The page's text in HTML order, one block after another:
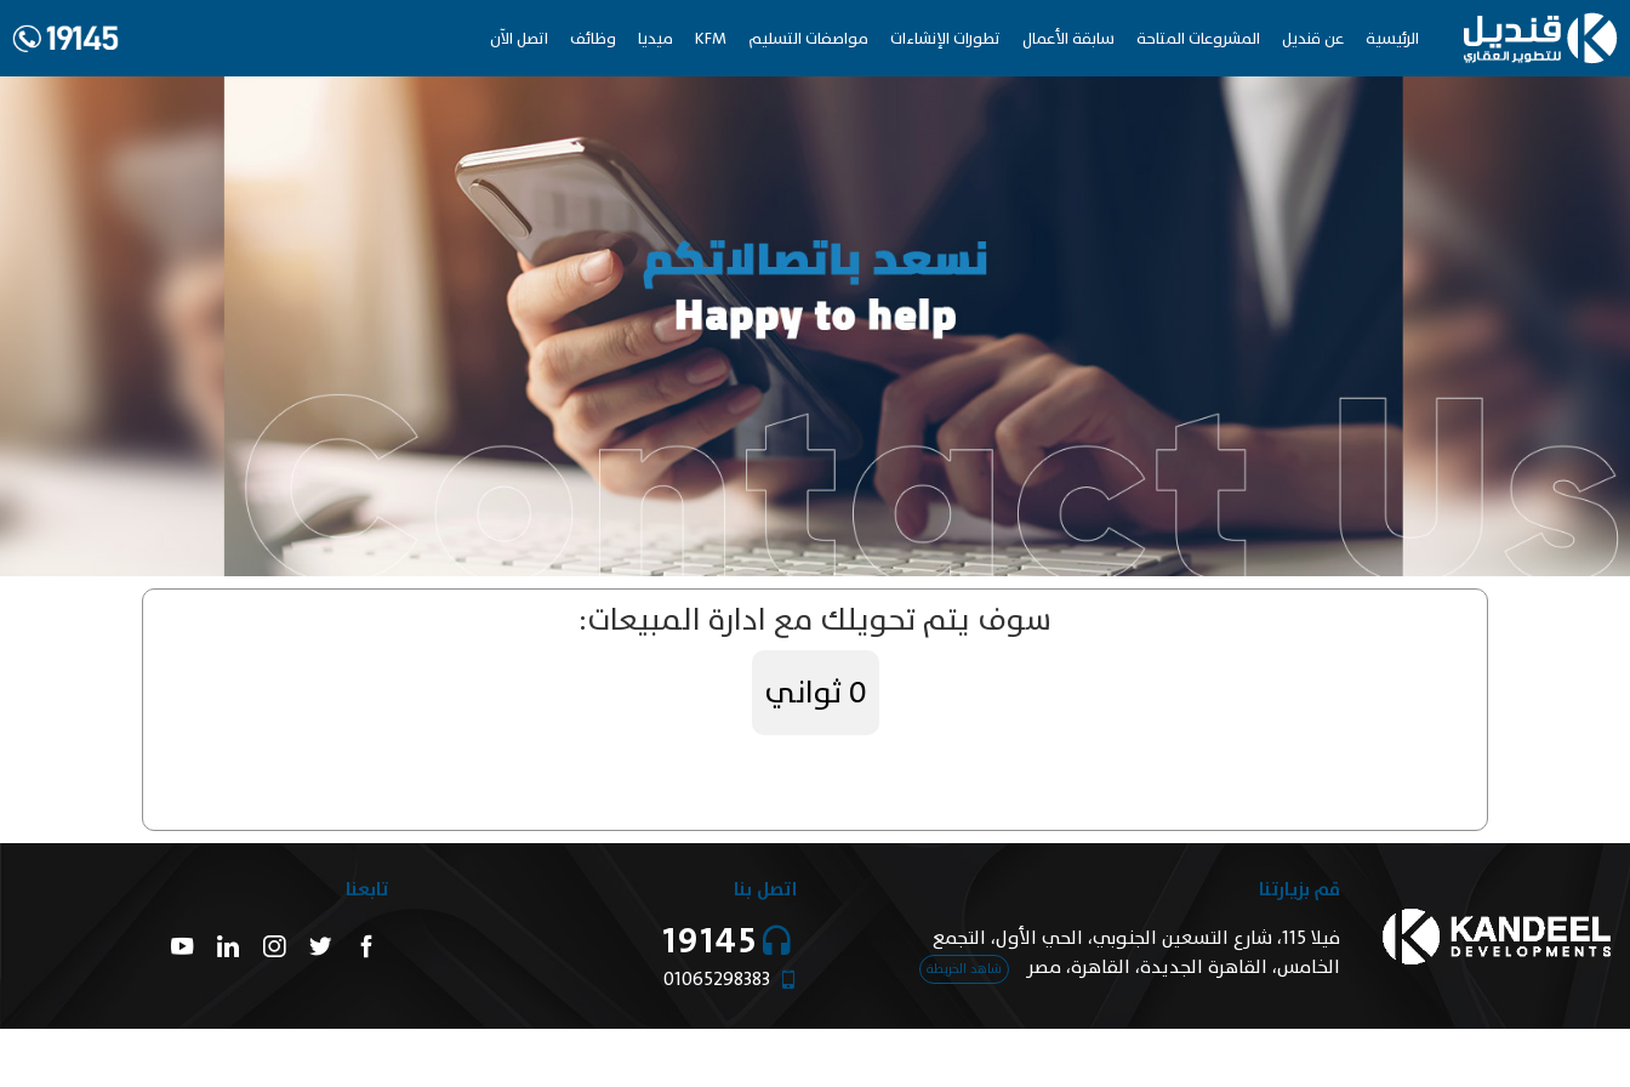
الرئيسية عن قنديل المشروعات المتاحة سابقة الأعمال تطورات الإنشاءات مواصفات التسليم KFM ميديا وظائف اتصل الآن
سوف يتم تحويلك مع ادارة المبيعات:
0ثواني
قم بزيارتنا
فيلا 115، شارع التسعين الجنوبي، الحي الأول، التجمع
الخامس، القاهرة الجديدة، القاهرة، مصر
شاهد الخريطة
اتصل بنا
19145
01065298383
تابعنا